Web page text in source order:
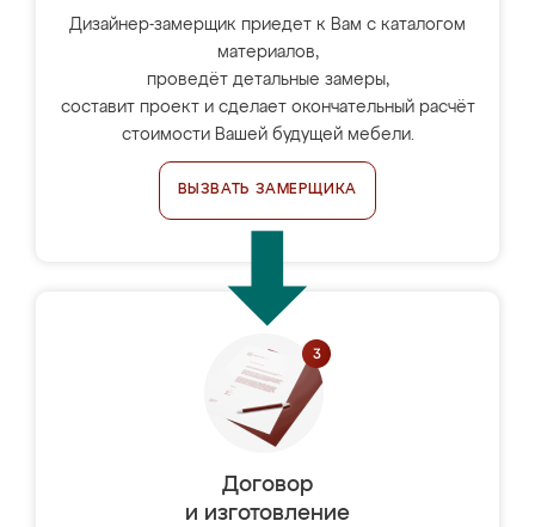
Дизайнер-замерщик приедет к Вам с каталогом
материалов,
проведёт детальные замеры,
составит проект и сделает окончательный расчёт
стоимости Вашей будущей мебели.
ВЫЗВАТЬ ЗАМЕРЩИКА
Договор
и изготовление